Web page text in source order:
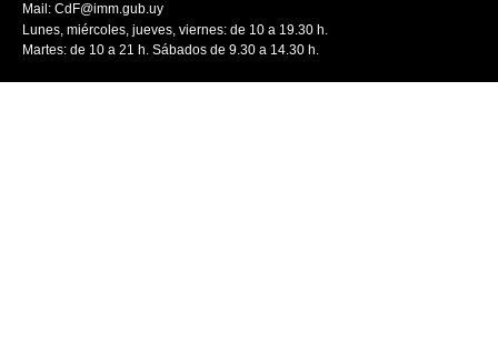
Mail: CdF@imm.gub.uy
Lunes, miércoles, jueves, viernes: de 10 a 19.30 h.
Martes: de 10 a 21 h. Sábados de 9.30 a 14.30 h.